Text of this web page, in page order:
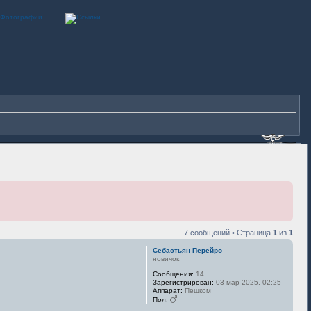
7 сообщений • Страница 1 из 1
Себастьян Перейро
новичок
Сообщения: 14
Зарегистрирован: 03 мар 2025, 02:25
Аппарат: Пешком
Пол: